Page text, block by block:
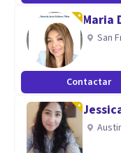
Maria
San
Contactar